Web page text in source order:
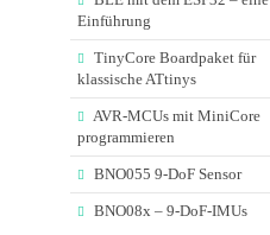
Einführung
TinyCore Boardpaket für
klassische ATtinys
AVR-MCUs mit MiniCore
programmieren
BNO055 9-DoF Sensor
BNO08x – 9-DoF-IMUs